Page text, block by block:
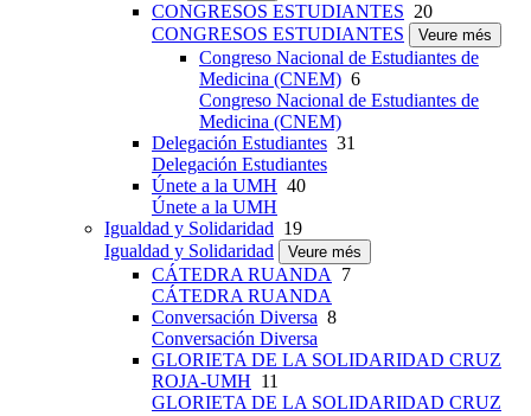
CONGRESOS ESTUDIANTES 20
CONGRESOS ESTUDIANTES
Veure més
Congreso Nacional de Estudiantes de
Medicina (CNEM) 6
Congreso Nacional de Estudiantes de
Medicina (CNEM)
Delegación Estudiantes 31
Delegación Estudiantes
Únete a la UMH 40
Únete a la UMH
Igualdad y Solidaridad 19
Igualdad y Solidaridad
Veure més
CÁTEDRA RUANDA
7
CÁTEDRA RUANDA
Conversación Diversa 8
Conversación Diversa
GLORIETA DE LA SOLIDARIDAD CRUZ
ROJA-UMH 11
GLORIETA DE LA SOLIDARIDAD CRUZ